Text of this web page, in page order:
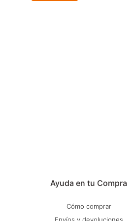
Ayuda en tu Compra
Cómo comprar